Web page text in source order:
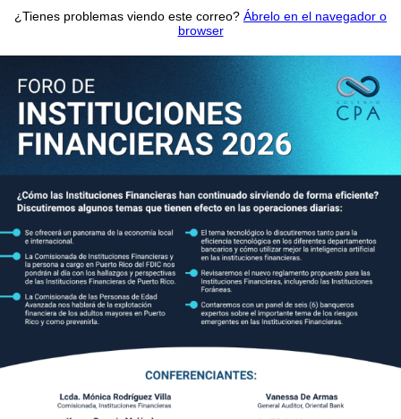
¿Tienes problemas viendo este correo? Ábrelo en el navegador o
browser